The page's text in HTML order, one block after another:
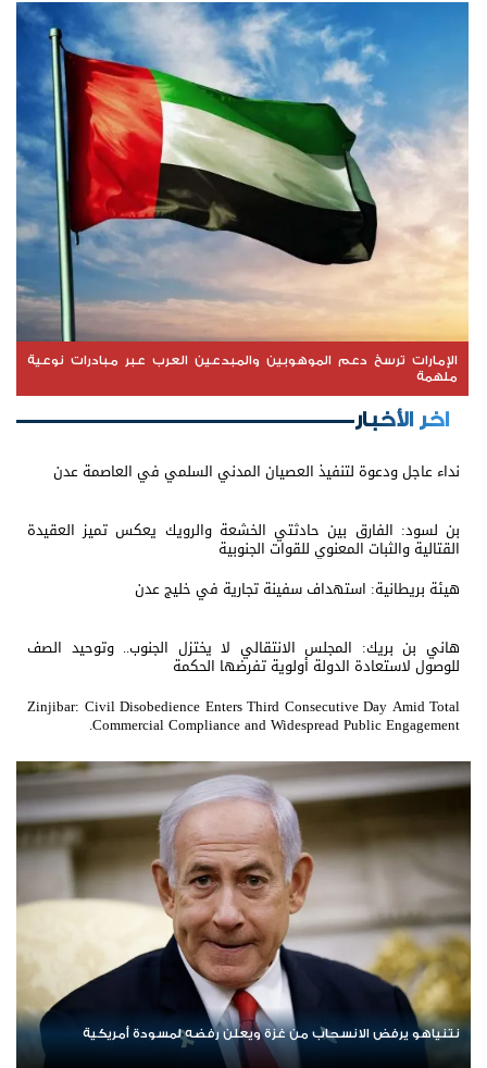
الإمارات ترسخ دعم الموهوبين والمبدعين العرب عبر مبادرات نوعية
ملهمة
اخر الأخبار
نداء عاجل ودعوة لتنفيذ العصيان المدني السلمي في العاصمة عدن
بن لسود: الفارق بين حادثتي الخشعة والرويك يعكس تميز العقيدة
القتالية والثبات المعنوي للقوات الجنوبية
هيئة بريطانية: استهداف سفينة تجارية في خليج عدن
هاني بن بريك: المجلس الانتقالي لا يختزل الجنوب.. وتوحيد الصف
للوصول لاستعادة الدولة أولوية تفرضها الحكمة
Zinjibar: Civil Disobedience Enters Third Consecutive Day Amid Total
Commercial Compliance and Widespread Public Engagement.
ردا على «خروقات» حزب الله.. إسرائيل تشن ضربات على جنوب لبنان